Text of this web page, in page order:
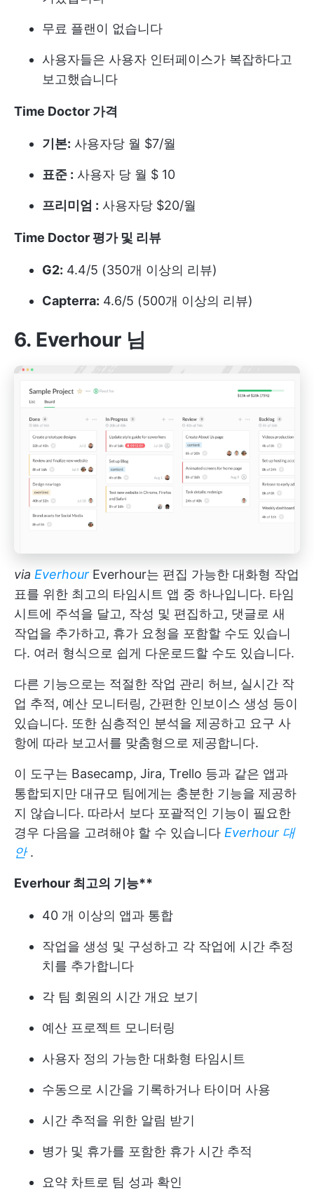
무료 플랜이 없습니다
사용자들은 사용자 인터페이스가 복잡하다고
보고했습니다
Time Doctor 가격
기본: 사용자당 월 $7/월
표준 : 사용자 당 월 $ 10
프리미엄 : 사용자당 $20/월
Time Doctor 평가 및 리뷰
G2: 4.4/5 (350개 이상의 리뷰)
Capterra: 4.6/5 (500개 이상의 리뷰)
6. Everhour 님
via Everhour Everhour는 편집 가능한 대화형 작업
표를 위한 최고의 타임시트 앱 중 하나입니다. 타임
시트에 주석을 달고, 작성 및 편집하고, 댓글로 새
작업을 추가하고, 휴가 요청을 포함할 수도 있습니
다. 여러 형식으로 쉽게 다운로드할 수도 있습니다.
다른 기능으로는 적절한 작업 관리 허브, 실시간 작
업 추적, 예산 모니터링, 간편한 인보이스 생성 등이
있습니다. 또한 심층적인 분석을 제공하고 요구 사
항에 따라 보고서를 맞춤형으로 제공합니다.
이 도구는 Basecamp, Jira, Trello 등과 같은 앱과
통합되지만 대규모 팀에게는 충분한 기능을 제공하
지 않습니다. 따라서 보다 포괄적인 기능이 필요한
경우 다음을 고려해야 할 수 있습니다 Everhour 대
안.
Everhour 최고의 기능**
40 개 이상의 앱과 통합
작업을 생성 및 구성하고 각 작업에 시간 추정
치를 추가합니다
각 팀 회원의 시간 개요 보기
예산 프로젝트 모니터링
사용자 정의 가능한 대화형 타임시트
수동으로 시간을 기록하거나 타이머 사용
시간 추적을 위한 알림 받기
병가 및 휴가를 포함한 휴가 시간 추적
요약 차트로 팀 성과 확인